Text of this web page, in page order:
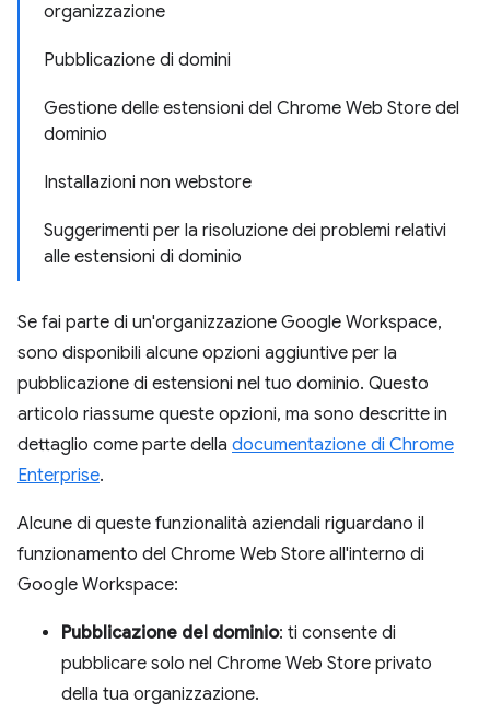
organizzazione
Pubblicazione di domini
Gestione delle estensioni del Chrome Web Store del
dominio
Installazioni non webstore
Suggerimenti per la risoluzione dei problemi relativi
alle estensioni di dominio
Se fai parte di un'organizzazione Google Workspace,
sono disponibili alcune opzioni aggiuntive per la
pubblicazione di estensioni nel tuo dominio. Questo
articolo riassume queste opzioni, ma sono descritte in
dettaglio come parte della documentazione di Chrome
Enterprise.
Alcune di queste funzionalità aziendali riguardano il
funzionamento del Chrome Web Store all'interno di
Google Workspace:
Pubblicazione del dominio: ti consente di
pubblicare solo nel Chrome Web Store privato
della tua organizzazione.